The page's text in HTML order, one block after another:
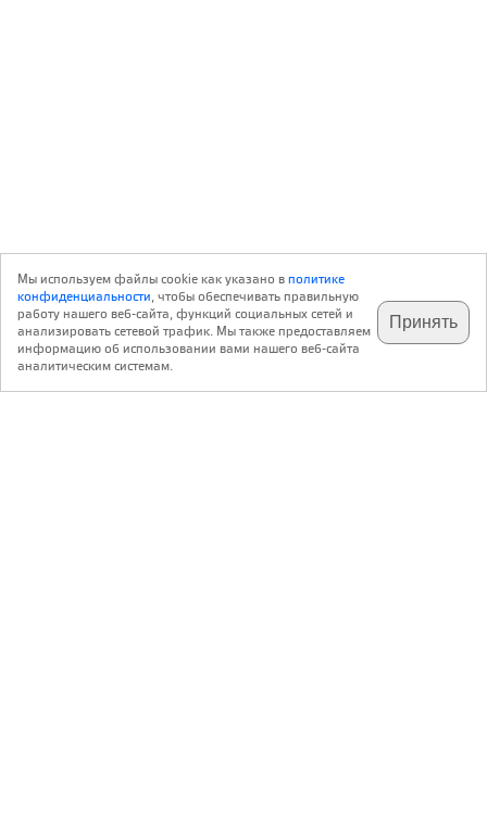
подпишитесь на наш
телеграм @archi_ru
✕
с 20 июля 1999 г.
Мы используем файлы cookie как указано вполитике
конфиденциальности, чтобы обеспечивать правильную
работу нашего веб-сайта, функций социальных сетей и
анализировать сетевой трафик. Мы также предоставляем
информацию об использовании вами нашего веб-сайта
аналитическим системам.
Принять